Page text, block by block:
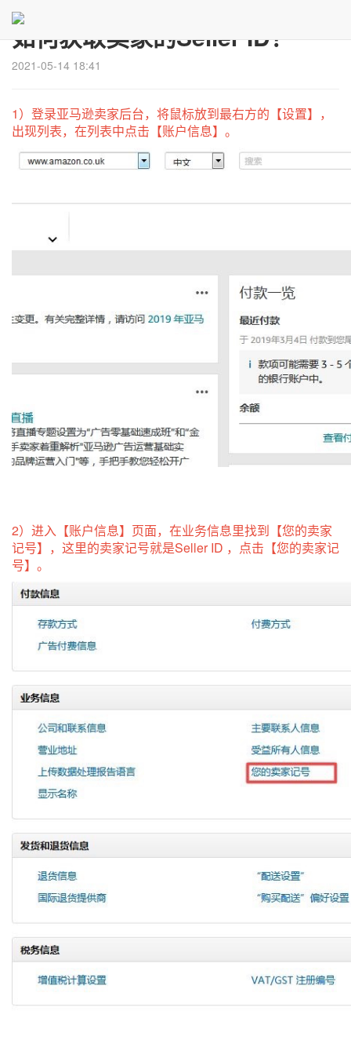
如何获取卖家的Seller ID？
2021-05-14 18:41
1）登录亚马逊卖家后台，将鼠标放到最右方的【设置】，
出现列表，在列表中点击【账户信息】。
2）进入【账户信息】页面，在业务信息里找到【您的卖家
记号】，这里的卖家记号就是Seller ID ，点击【您的卖家记
号】。